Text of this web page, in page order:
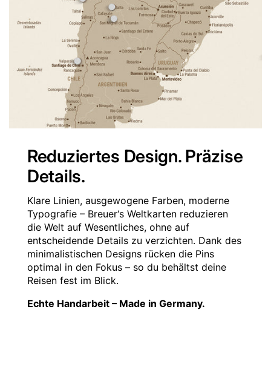
Reduziertes Design. Präzise
Details.
Klare Linien, ausgewogene Farben, moderne
Typografie – Breuer‘s Weltkarten reduzieren
die Welt auf Wesentliches, ohne auf
entscheidende Details zu verzichten. Dank des
minimalistischen Designs rücken die Pins
optimal in den Fokus – so du behältst deine
Reisen fest im Blick.
Echte Handarbeit – Made in Germany.